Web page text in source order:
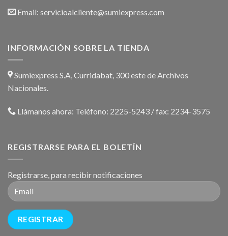
Email: servicioalcliente@sumiexpress.com
INFORMACIÓN SOBRE LA TIENDA
Sumiexpress S.A, Curridabat, 300 este de Archivos
Nacionales.
Llámanos ahora: Teléfono: 2225-5243 / fax: 2234-3575
REGISTRARSE PARA EL BOLETÍN
Registrarse, para recibir notificaciones